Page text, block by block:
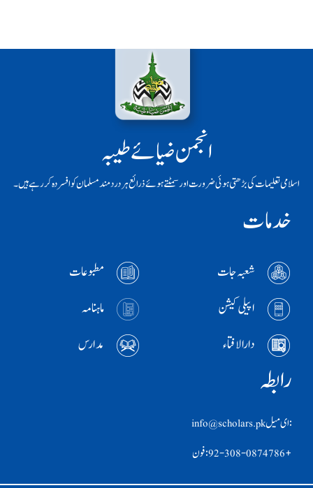
انجمن ضیائے طیبہ
اسلامی تعلیمات کی بڑھتی ہوئی ضرورت اور سمٹتے ہوئے ذرائع ہر دردمند مسلمان کو افسردہ کر رہے ہیں۔
خدمات
شعبہ جات
مطبوعات
اپیلی کیشن
ماہنامہ
دارالافتاء
مدارس
رابطہ
:ای ميل info@scholars.pk
+92-308-0874786 :فون